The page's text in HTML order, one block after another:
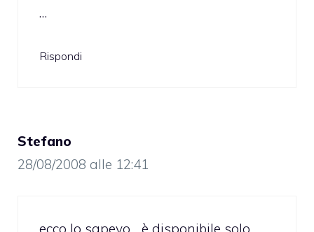
…
Rispondi
Stefano
28/08/2008 alle 12:41
ecco lo sapevo… è disponibile solo